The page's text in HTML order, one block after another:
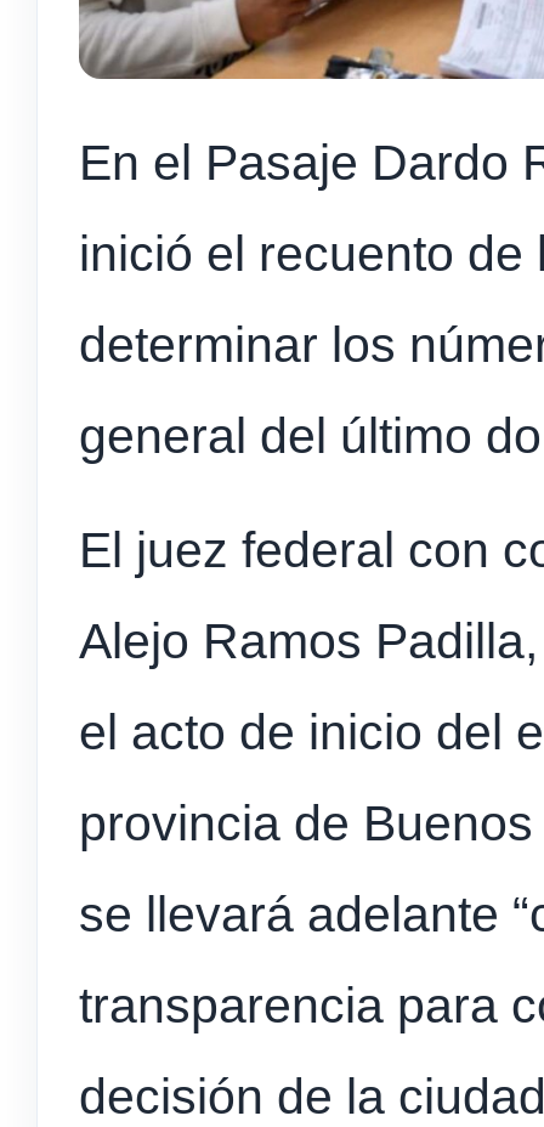
En el Pasaje Dardo
inició el recuento
determinar los
general del último
El juez federal con
Alejo Ramos
el acto de inicio del
provincia de
se llevará adelante
transparencia para
decisión de la